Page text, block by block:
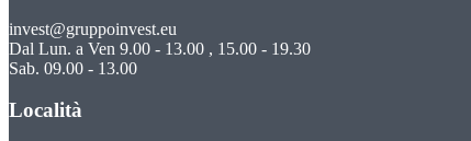
invest@gruppoinvest.eu
Dal Lun. a Ven 9.00 - 13.00 , 15.00 - 19.30
Sab. 09.00 - 13.00
Località